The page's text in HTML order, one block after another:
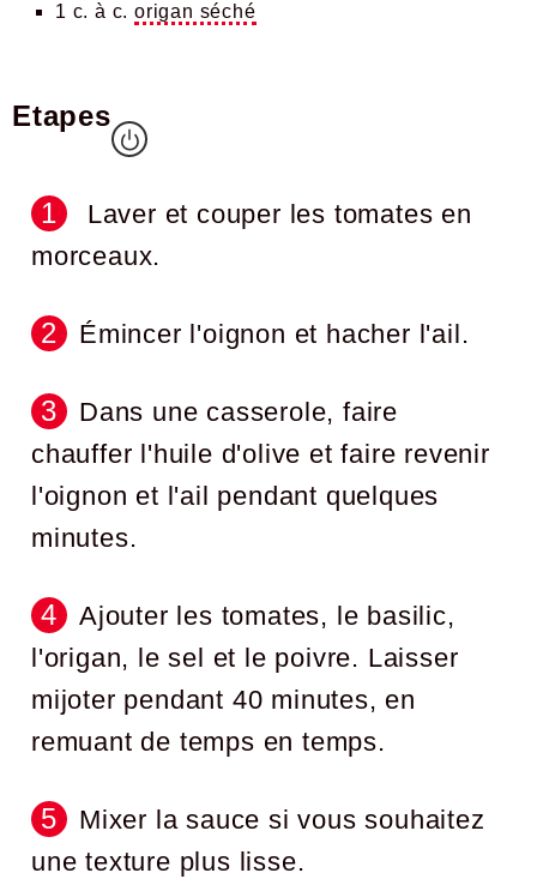
1 c. à c. origan séché
Etapes
Laver et couper les tomates en
morceaux.
Émincer l'oignon et hacher l'ail.
Dans une casserole, faire
chauffer l'huile d'olive et faire revenir
l'oignon et l'ail pendant quelques
minutes.
Ajouter les tomates, le basilic,
l'origan, le sel et le poivre. Laisser
mijoter pendant 40 minutes, en
remuant de temps en temps.
Mixer la sauce si vous souhaitez
une texture plus lisse.